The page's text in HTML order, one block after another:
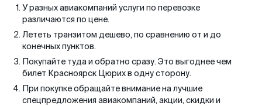
У разных авиакомпаний услуги по перевозке
различаются по цене.
Лететь транзитом дешево, по сравнению от и до
конечных пунктов.
Покупайте туда и обратно сразу. Это выгоднее чем
билет Красноярск Цюрих в одну сторону.
При покупке обращайте внимание на лучшие
спецпредложения авиакомпаний, акции, скидки и